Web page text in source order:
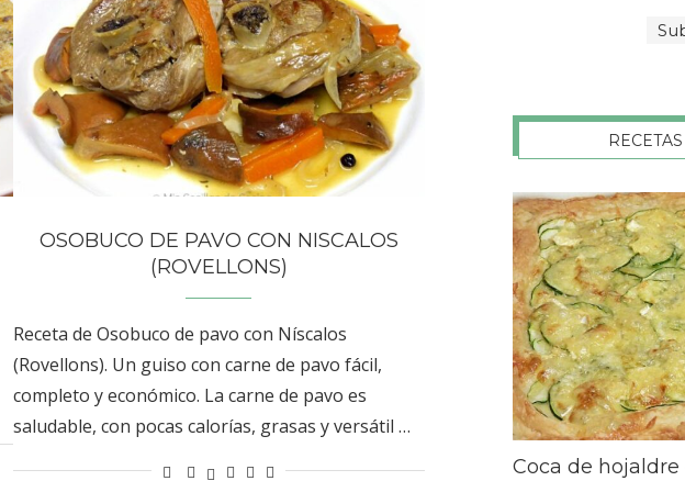
OSOBUCO DE PAVO CON NISCALOS
(ROVELLONS)
Receta de Osobuco de pavo con Níscalos
(Rovellons). Un guiso con carne de pavo fácil,
completo y económico. La carne de pavo es
saludable, con pocas calorías, grasas y versátil …
Coca de